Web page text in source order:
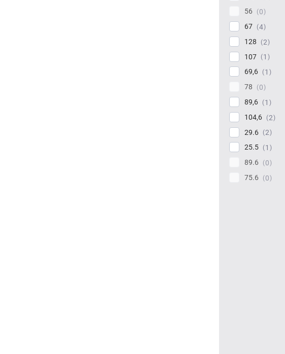
56
0
67
4
128
2
107
1
69,6
1
78
0
89,6
1
104,6
2
29.6
2
25.5
1
89.6
0
75.6
0